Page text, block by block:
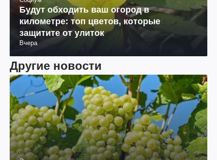
Будут обходить ваш огород в
километре: топ цветов, которые
защитите от улиток
Вчера
Другие новости